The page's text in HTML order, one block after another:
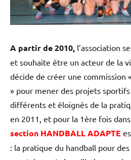
A partir de 2010, l’association
et souhaite être un acteur de la
décide de créer une commission
» pour mener des projets
différents et éloignés de la
en 2011, et pour la 1ère fois
section HANDBALL ADAPTE
: la pratique du handball pour